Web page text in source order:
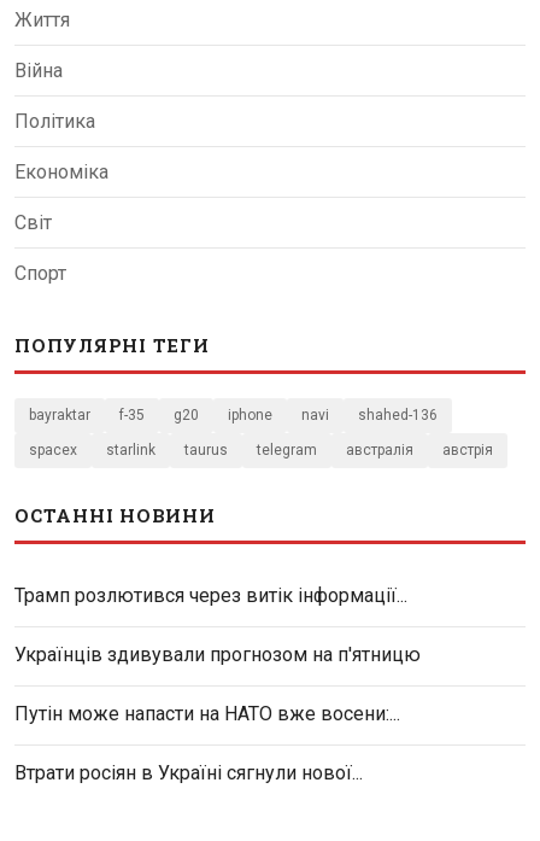
Життя
Війна
Політика
Економіка
Світ
Спорт
ПОПУЛЯРНІ ТЕГИ
bayraktar f-35 g20 iphone navi shahed-136
spacex starlink taurus telegram австралія австрія
ОСТАННІ НОВИНИ
Трамп розлютився через витік інформації...
Українців здивували прогнозом на п'ятницю
Путін може напасти на НАТО вже восени:...
Втрати росіян в Україні сягнули нової...